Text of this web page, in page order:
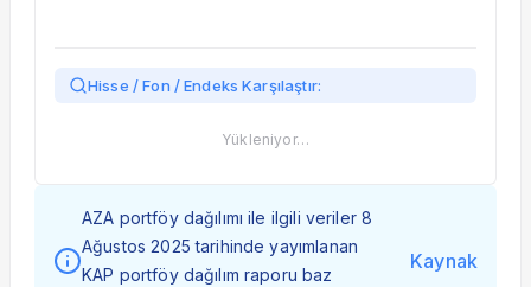
Hisse / Fon / Endeks Karşılaştır:
Yükleniyor…
AZA portföy dağılımı ile ilgili veriler 8
Ağustos 2025 tarihinde yayımlanan
KAP portföy dağılım raporu baz
Kaynak